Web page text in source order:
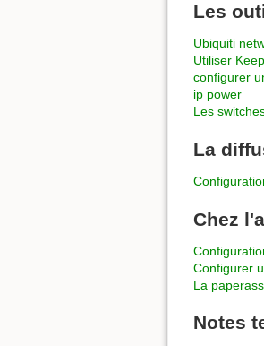
Les
Ubiquiti
Utiliser
configurer
ip power
Les
La
Chez
Configurer
La
Notes